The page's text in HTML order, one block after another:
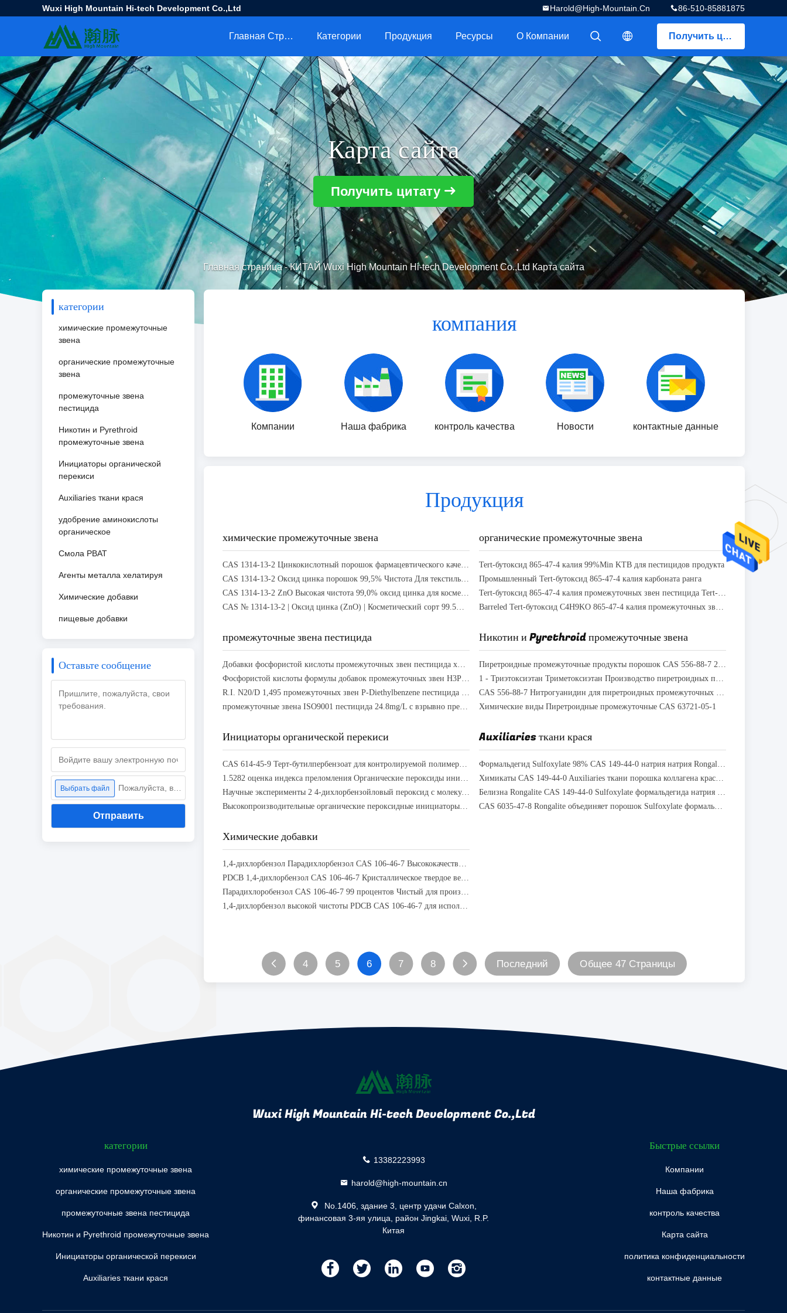
Wuxi High Mountain Hi-tech Development Co.,Ltd 86-510-85881875
Harold@high-Mountain.cn
Получить цитату
描述
描述
Главная Страница Категории Продукция Ресурсы О Компании
Карта сайта
Получить цитату
Главная страница-КИТАЙ Wuxi High Mountain Hi-tech Development Co.,Ltd Карта сайта
категории
химические промежуточные
звена
органические промежуточные
звена
промежуточные звена
пестицида
Никотин и Pyrethroid
промежуточные звена
Инициаторы органической
перекиси
Auxiliaries ткани крася
удобрение аминокислоты
органическое
Смола PBAT
Агенты металла хелатируя
Химические добавки
пищевые добавки
Оставьте сообщение
Выбрать файл
Отправить
компания
Компании Наша фабрика контроль качества Новости контактные данные
Продукция
химические промежуточные звена
CAS 1314-13-2 Цинкокислотный порошок фармацевтического качества 99,5% чистоты
CAS 1314-13-2 Оксид цинка порошок 99,5% Чистота Для текстильных и кожевенных применений
CAS 1314-13-2 ZnO Высокая чистота 99,0% оксид цинка для косметических применений
CAS № 1314-13-2 | Оксид цинка (ZnO) | Косметический сорт 99.5% | Для производства солнцезащитных средств
органические промежуточные звена
Tert-бутоксид 865-47-4 калия 99%Min KTB для пестицидов продукта
Промышленный Tert-бутоксид 865-47-4 калия карбоната ранга
Tert-бутоксид 865-47-4 калия промежуточных звен пестицида Tert-Butanolate
Barreled Tert-бутоксид C4H9KO 865-47-4 калия промежуточных звен пестицида Gvs-111
промежуточные звена пестицида
Добавки фосфористой кислоты промежуточных звен пестицида химические для пластиковых стабилизаторов
Фосфористой кислоты формулы добавок промежуточных звен H3PO3 пестицида гигроскопичность химической сильная
R.I. N20/D 1,495 промежуточных звен P-Diethylbenzene пестицида C10H14 (LIT.)
промежуточные звена ISO9001 пестицида 24.8mg/L с взрывно предельным значением 0,8% (v)
Никотин и Pyrethroid промежуточные звена
Пиретроидные промежуточные продукты порошок CAS 556-88-7 239°C Точка плавления
1 - Триэтоксиэтан Триметоксиэтан Производство пиретроидных промежуточных продуктов
CAS 556-88-7 Нитрогуанидин для пиретроидных промежуточных продуктов негигроскопический
Химические виды Пиретроидные промежуточные CAS 63721-05-1
Инициаторы органической перекиси
CAS 614-45-9 Терт-бутилпербензоат для контролируемой полимеризации радикалов
1.5282 оценка индекса преломления Органические пероксиды инициаторы для лучших показателей
Научные эксперименты 2 4-дихлорбензойловый пероксид с молекулярной формулой C14H6Cl4O4
Высокопроизводительные органические пероксидные инициаторы с температурой плавления 55°C для промышленности
Auxiliaries ткани крася
Формальдегид Sulfoxylate 98% CAS 149-44-0 натрия натрия Rongalite/c Poudre
Химикаты CAS 149-44-0 Auxiliaries ткани порошка коллагена крася неорганические
Белизна Rongalite CAS 149-44-0 Sulfoxylate формальдегида натрия шишки c
CAS 6035-47-8 Rongalite объединяет порошок Sulfoxylate формальдегида натрия кристаллический
Химические добавки
1,4-дихлорбензол Парадихлорбензол CAS 106-46-7 Высококачественный химический промежуточный продукт
PDCB 1,4-дихлорбензол CAS 106-46-7 Кристаллическое твердое вещество промышленного качества для контроля запахов
Парадихлоробензол CAS 106-46-7 99 процентов Чистый для производства мотыльков и освежителей воздуха
1,4-дихлорбензол высокой чистоты PDCB CAS 106-46-7 для использования в полимерной и химической промышленности
4 5 6 7 8 Последний Общее 47 Страницы
Wuxi High Mountain Hi-tech Development Co.,Ltd
категории
химические промежуточные звена
органические промежуточные звена
промежуточные звена пестицида
Никотин и Pyrethroid промежуточные звена
Инициаторы органической перекиси
Auxiliaries ткани крася
13382223993
harold@high-mountain.cn
No.1406, здание 3, центр удачи Calxon,
финансовая 3-яя улица, район Jingkai, Wuxi, R.P.
Китая
Быстрые ссылки
Компании
Наша фабрика
контроль качества
Карта сайта
политика конфиденциальности
контактные данные